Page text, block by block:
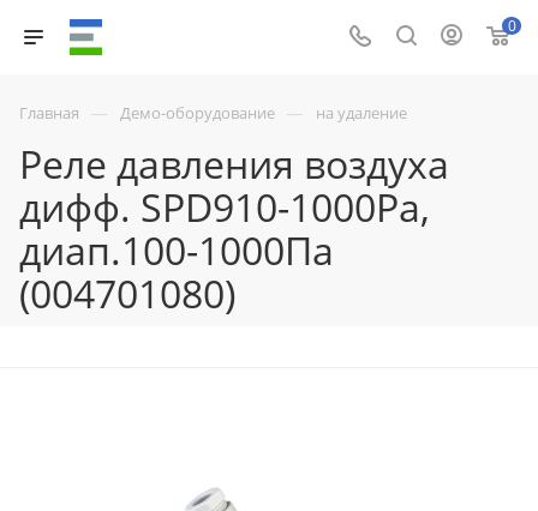
0
Главная — Демо-оборудование — на удаление
Реле давления воздуха
дифф. SPD910-1000Pa,
диап.100-1000Па
(004701080)